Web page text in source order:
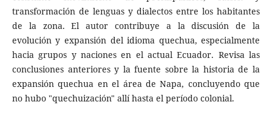
transformación de lenguas y dialectos entre los habitantes
de la zona. El autor contribuye a la discusión de la
evolución y expansión del idioma quechua, especialmente
hacia grupos y naciones en el actual Ecuador. Revisa las
conclusiones anteriores y la fuente sobre la historia de la
expansión quechua en el área de Napa, concluyendo que
no hubo "quechuización" allí hasta el período colonial.